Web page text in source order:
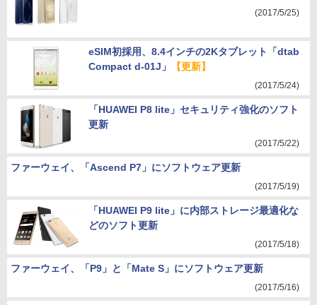
(2017/5/25)
eSIM初採用、8.4インチの2Kタブレット「dtab
Compact d-01J」
【更新】
(2017/5/24)
「HUAWEI P8 lite」セキュリティ強化のソフト
更新
(2017/5/22)
ファーウェイ、「Ascend P7」にソフトウェア更新
(2017/5/19)
「HUAWEI P9 lite」に内部ストレージ最適化な
どのソフト更新
(2017/5/18)
ファーウェイ、「P9」と「Mate S」にソフトウェア更新
(2017/5/16)